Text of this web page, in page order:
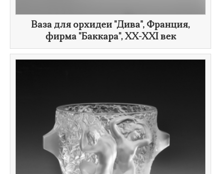
Ваза для орхидеи "Дива", Франция,
фирма "Баккара", XX-XXI век